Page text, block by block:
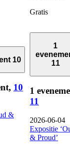
Gratis
10
10
&
1
11
1
11
2026-06-04
Expositie
& Proud’